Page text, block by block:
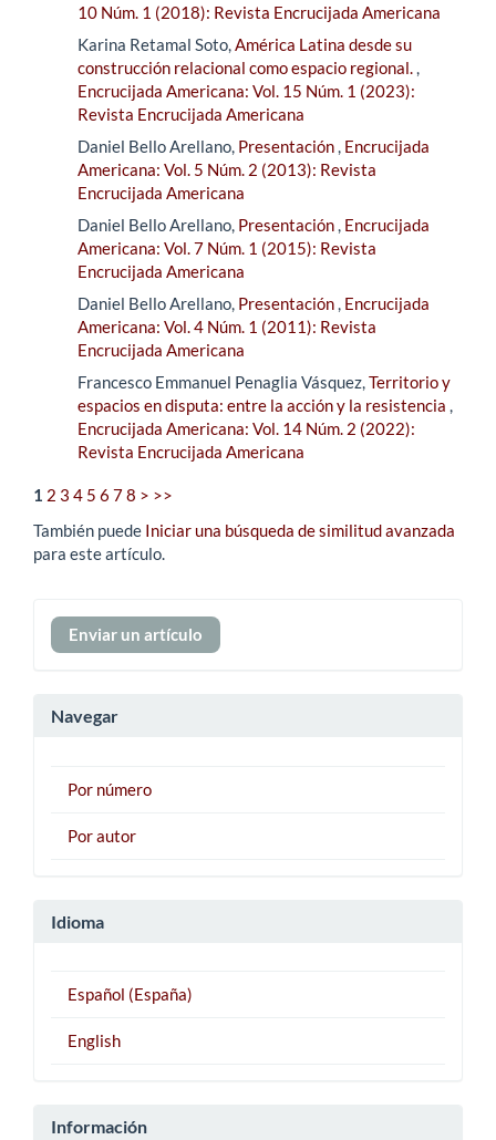
10 Núm. 1 (2018): Revista Encrucijada Americana
Karina Retamal Soto,América Latina desde su
construcción relacional como espacio regional.,
Encrucijada Americana: Vol. 15 Núm. 1 (2023):
Revista Encrucijada Americana
Daniel Bello Arellano, Presentación, Encrucijada
Americana: Vol. 5 Núm. 2 (2013): Revista
Encrucijada Americana
Daniel Bello Arellano, Presentación, Encrucijada
Americana: Vol. 7 Núm. 1 (2015): Revista
Encrucijada Americana
Daniel Bello Arellano, Presentación, Encrucijada
Americana: Vol. 4 Núm. 1 (2011): Revista
Encrucijada Americana
Francesco Emmanuel Penaglia Vásquez,Territorio y
espacios en disputa: entre la acción y la resistencia ,
Encrucijada Americana: Vol. 14 Núm. 2 (2022):
Revista Encrucijada Americana
1 2 3 4 5 6 78 > >>
También puede Iniciar una búsqueda de similitud avanzada
para este artículo.
Enviar
un
Enviar un artículo
Navegar
Por número
Por autor
Idioma
Español (España)
English
Información